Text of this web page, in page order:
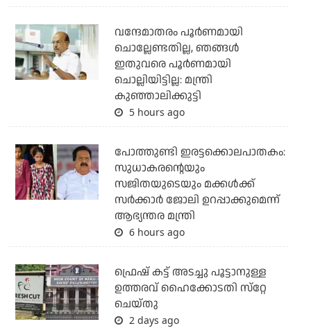
വന്ദേമാതരം പൂര്‍ണമായി
ചൊല്ലേണ്ടതില്ല, ഞങ്ങള്‍
ഇതുവരെ പൂര്‍ണമായി
ചൊല്ലിയിട്ടില്ല: മന്ത്രി
കുഞ്ഞാലിക്കുട്ടി
5 hours ago
പോത്തുണ്ടി ഇരട്ടക്കൊലപാതകം:
സുധാകരന്റെയും
സജിതയുടെയും മക്കള്‍ക്ക്
സര്‍ക്കാര്‍ ജോലി ഉറപ്പാക്കുമെന്ന്
ആഭ്യന്തര മന്ത്രി
6 hours ago
ഫ്രെഷ് കട്ട് അടച്ചു പൂട്ടാനുള്ള
ഉത്തരവ് ഹൈക്കോടതി സ്‌റ്റേ
ചെയ്തു
2 days ago